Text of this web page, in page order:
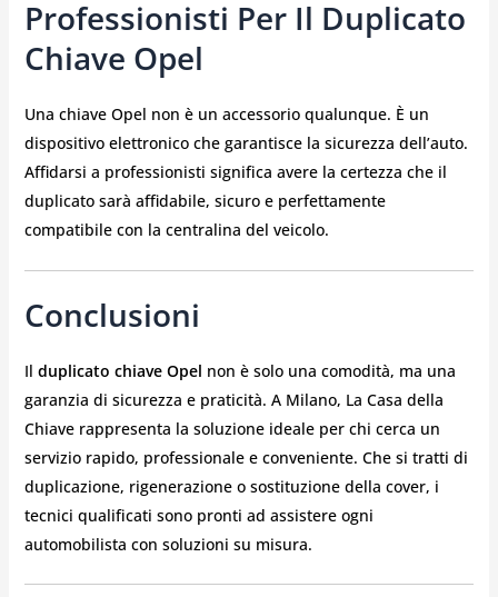
Professionisti Per Il Duplicato
Chiave Opel
Una chiave Opel non è un accessorio qualunque. È un
dispositivo elettronico che garantisce la sicurezza dell’auto.
Affidarsi a professionisti significa avere la certezza che il
duplicato sarà affidabile, sicuro e perfettamente
compatibile con la centralina del veicolo.
Conclusioni
Il duplicato chiave Opel non è solo una comodità, ma una
garanzia di sicurezza e praticità. A Milano, La Casa della
Chiave rappresenta la soluzione ideale per chi cerca un
servizio rapido, professionale e conveniente. Che si tratti di
duplicazione, rigenerazione o sostituzione della cover, i
tecnici qualificati sono pronti ad assistere ogni
automobilista con soluzioni su misura.